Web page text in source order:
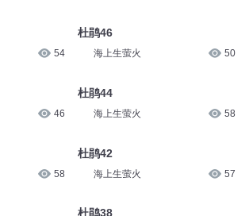
54
46
58
杜鹃46
海上生萤火 50
杜鹃44
海上生萤火 58
杜鹃42
海上生萤火 57
杜鹃38